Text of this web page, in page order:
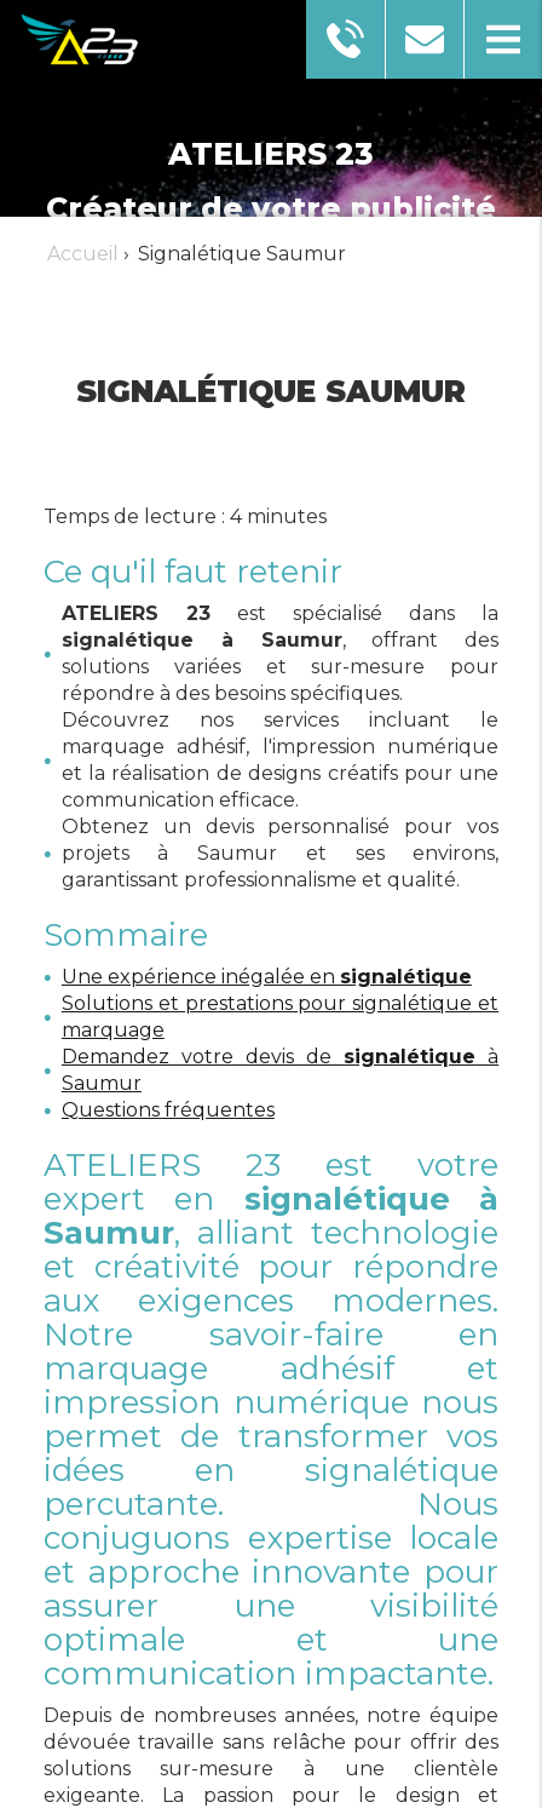
ATELIERS 23
Créateur de votre publicité
EN SAVOIR PLUS
Accueil › Signalétique Saumur
SIGNALÉTIQUE SAUMUR
Temps de lecture : 4 minutes
Ce qu'il faut retenir
ATELIERS 23est spécialisé dans la
signalétique à Saumur, offrant des
solutions variées et sur-mesure pour
répondre à des besoins spécifiques.
Découvrez nos services incluant le
marquage adhésif, l'impression numérique
et la réalisation de designs créatifs pour une
communication efficace.
Obtenez un devis personnalisé pour vos
projets à Saumur et ses environs,
garantissant professionnalisme et qualité.
Sommaire
Une expérience inégalée en signalétique
Solutions et prestations pour signalétique et
marquage
Demandez votre devis de signalétique à
Saumur
Questions fréquentes
ATELIERS 23 est votre
expert en signalétique à
Saumur, alliant technologie
et créativité pour répondre
aux exigences modernes.
Notre savoir-faire en
marquage adhésif et
impression numérique nous
permet de transformer vos
idées en signalétique
percutante. Nous
conjuguons expertise locale
et approche innovante pour
assurer une visibilité
optimale et une
communication impactante.
Depuis de nombreuses années, notre équipe
dévouée travaille sans relâche pour offrir des
solutions sur-mesure à une clientèle
exigeante. La passion pour le design et